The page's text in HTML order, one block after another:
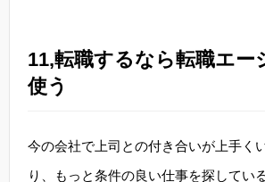
11,転職するなら転職エー
使う
今の会社で上司との付き合いが上手く
り、もっと条件の良い仕事を探してい